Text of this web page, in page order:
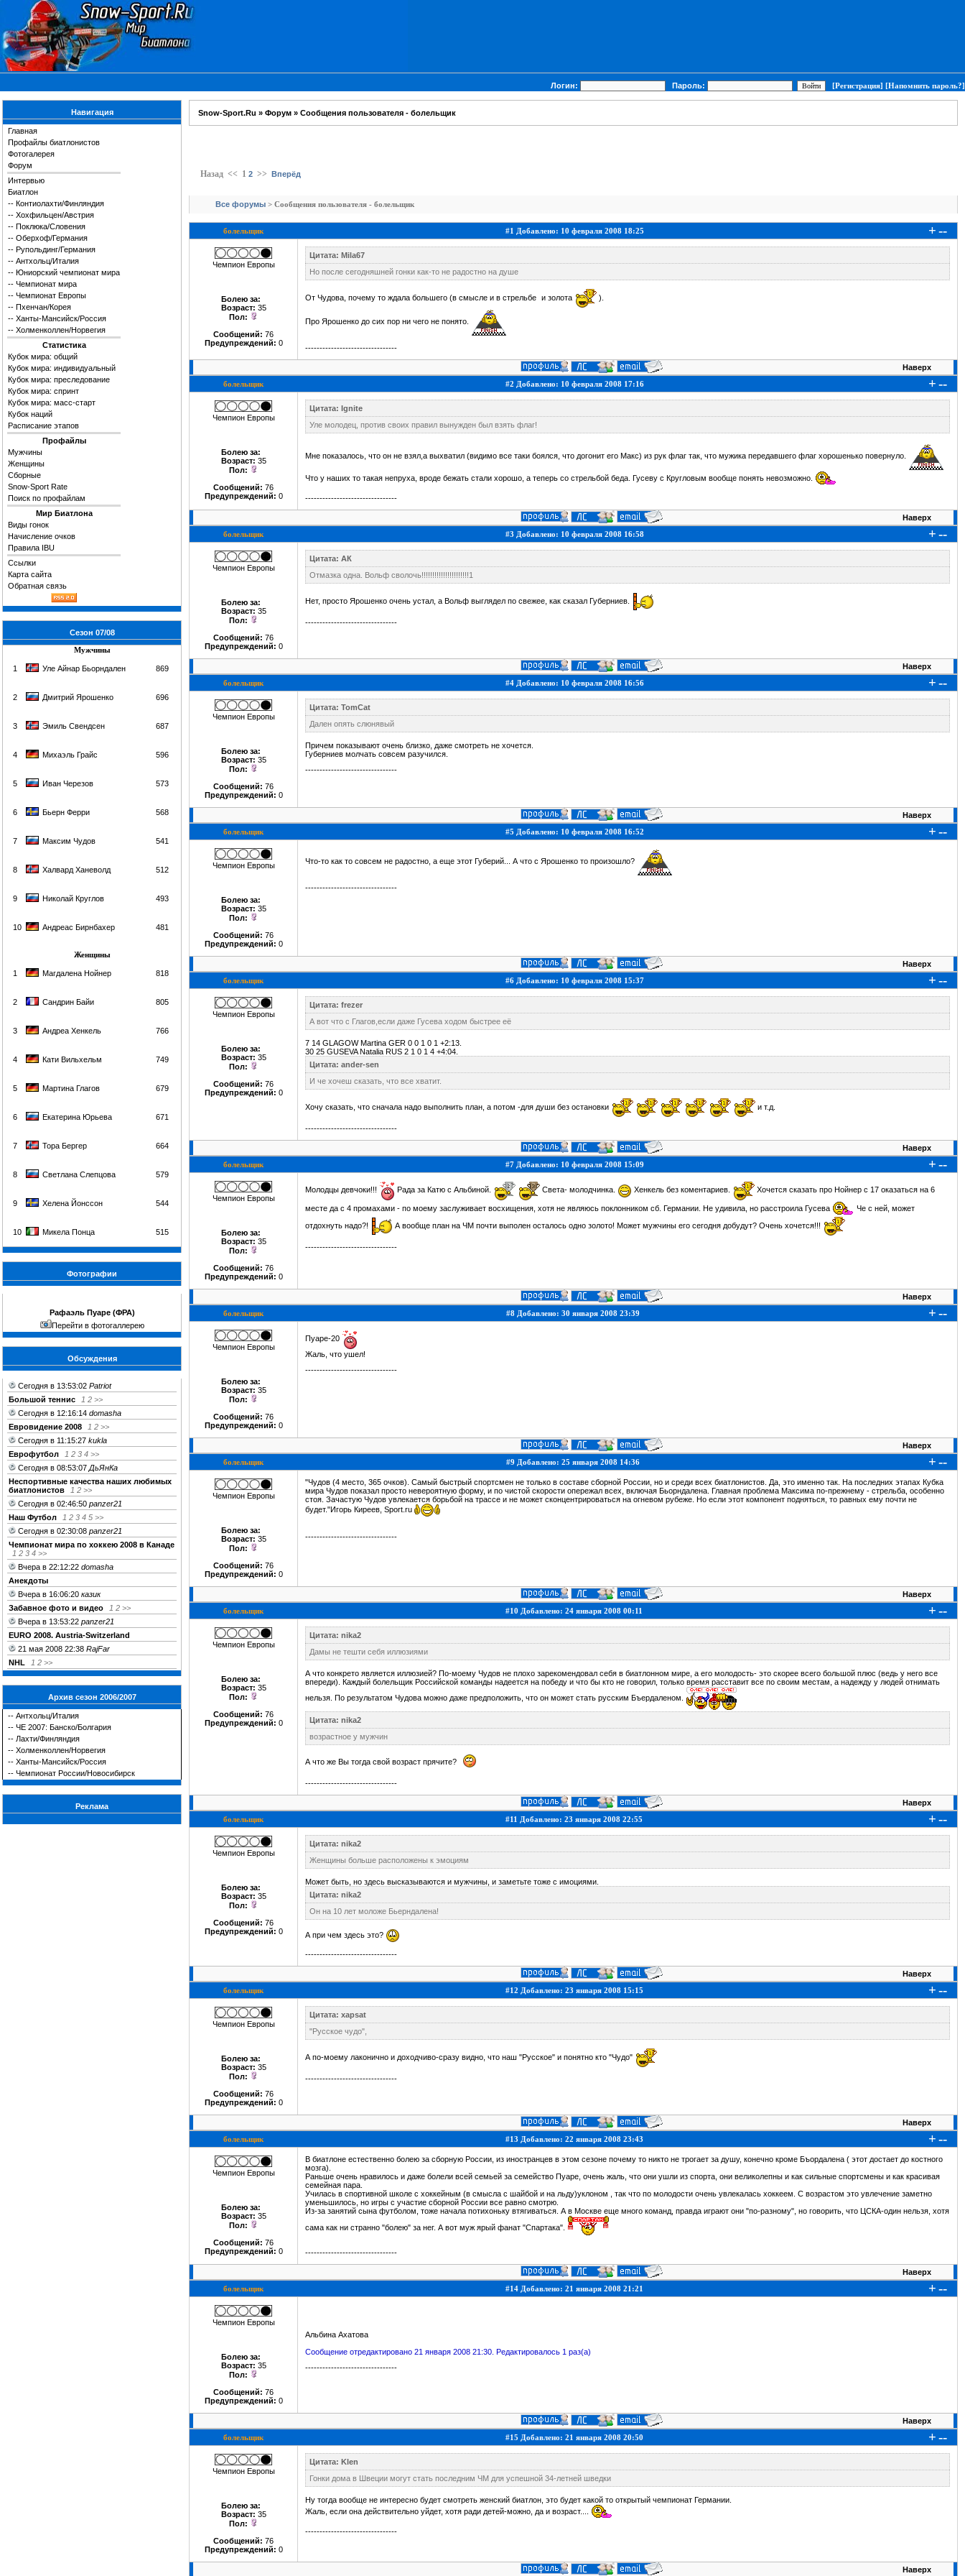
Логин: Пароль: [Регистрация] [Напомнить пароль?]
Навигация
Главная
Профайлы биатлонистов
Фотогалерея
Форум
Интервью
Биатлон
-- Контиолахти/Финляндия
-- Хохфильцен/Австрия
-- Поклюка/Словения
-- Оберхоф/Германия
-- Рупольдинг/Германия
-- Антхольц/Италия
-- Юниорский чемпионат мира
-- Чемпионат мира
-- Чемпионат Европы
-- Пхенчан/Корея
-- Ханты-Мансийск/Россия
-- Холменколлен/Норвегия
Статистика
Кубок мира: общий
Кубок мира: индивидуальный
Кубок мира: преследование
Кубок мира: спринт
Кубок мира: масс-старт
Кубок наций
Расписание этапов
Профайлы
Мужчины
Женщины
Сборные
Snow-Sport Rate
Поиск по профайлам
Мир Биатлона
Виды гонок
Начисление очков
Правила IBU
Ссылки
Карта сайта
Обратная связь
Сезон 07/08
Мужчины
1 Уле Айнар Бьорндален 869
2 Дмитрий Ярошенко 696
3 Эмиль Свендсен 687
4 Михаэль Грайс 596
5 Иван Черезов 573
6 Бьерн Ферри 568
7 Максим Чудов 541
8 Халвард Ханеволд 512
9 Николай Круглов 493
10 Андреас Бирнбахер 481
Женщины
1 Магдалена Нойнер 818
2 Сандрин Байи 805
3 Андреа Хенкель 766
4 Кати Вильхельм 749
5 Мартина Глагов 679
6 Екатерина Юрьева 671
7 Тора Бергер 664
8 Светлана Слепцова 579
9 Хелена Йонссон 544
10 Микела Понца 515
Фотографии
Рафаэль Пуаре (ФРА)
Перейти в фотогаллерею
Обсуждения
Сегодня в 13:53:02 Patriot
Большой теннис
1 2 >>
Сегодня в 12:16:14 domasha
Евровидение 2008
1 2 >>
Сегодня в 11:15:27 kukla
Еврофутбол
1 2 3 4 >>
Сегодня в 08:53:07 ДьЯнКа
Неспортивные качества наших любимых
биатлонистов
1 2 >>
Сегодня в 02:46:50 panzer21
Наш Футбол
1 2 3 4 5 >>
Сегодня в 02:30:08 panzer21
Чемпионат мира по хоккею 2008 в Канаде
1 2 3 4 >>
Вчера в 22:12:22 domasha
Анекдоты
Вчера в 16:06:20 казик
Забавное фото и видео
1 2 >>
Вчера в 13:53:22 panzer21
EURO 2008. Austria-Switzerland
21 мая 2008 22:38 RajFar
NHL
1 2 >>
Архив сезон 2006/2007
-- Антхольц/Италия
-- ЧЕ 2007: Банско/Болгария
-- Лахти/Финляндия
-- Холменколлен/Норвегия
-- Ханты-Мансийск/Россия
-- Чемпионат России/Новосибирск
Реклама
Snow-Sport.Ru » Форум » Сообщения пользователя - болельщик
Назад << 1 2 >> Вперёд
Все форумы > Сообщения пользователя - болельщик
болельщик #1 Добавлено: 10 февраля 2008 18:25 +--
Чемпион Европы
Болею за:
Возраст: 35
Пол:
Сообщений: 76
Предупреждений: 0
Цитата: Mila67
Но после сегодняшней гонки как-то не радостно на душе
От Чудова, почему то ждала большего (в смысле и в стрельбе и золота ).
Про Ярошенко до сих пор ни чего не понято.
--------------------------------
Наверх
болельщик
#2 Добавлено: 10 февраля 2008 17:16 +--
Чемпион Европы
Болею за:
Возраст: 35
Пол:
Сообщений: 76
Предупреждений: 0
Цитата: Ignite
Уле молодец, против своих правил вынужден был взять флаг!
Мне показалось, что он не взял,а выхватил (видимо все таки боялся, что догонит его Макс) из рук флаг так, что мужика передавшего флаг хорошенько повернуло.
Что у наших то такая непруха, вроде бежать стали хорошо, а теперь со стрельбой беда. Гусеву с Кругловым вообще понять невозможно.
--------------------------------
Наверх
болельщик
#3 Добавлено: 10 февраля 2008 16:58 +--
Чемпион Европы
Болею за:
Возраст: 35
Пол:
Сообщений: 76
Предупреждений: 0
Цитата: АК
Отмазка одна. Вольф сволочь!!!!!!!!!!!!!!!!!!!!!!1
Нет, просто Ярошенко очень устал, а Вольф выглядел по свежее, как сказал Губерниев.
--------------------------------
Наверх
болельщик
#4 Добавлено: 10 февраля 2008 16:56 +--
Чемпион Европы
Болею за:
Возраст: 35
Пол:
Сообщений: 76
Предупреждений: 0
Цитата: TomCat
Дален опять слюнявый
Причем показывают очень близко, даже смотреть не хочется.
Губерниев молчать совсем разучился.
--------------------------------
Наверх
болельщик
#5 Добавлено: 10 февраля 2008 16:52 +--
Чемпион Европы
Болею за:
Возраст: 35
Пол:
Сообщений: 76
Предупреждений: 0
Что-то как то совсем не радостно, а еще этот Губерий... А что с Ярошенко то произошло?
--------------------------------
Наверх
болельщик
#6 Добавлено: 10 февраля 2008 15:37 +--
Чемпион Европы
Болею за:
Возраст: 35
Пол:
Сообщений: 76
Предупреждений: 0
Цитата: frezer
А вот что с Глагов,если даже Гусева ходом быстрее её
7 14 GLAGOW Martina GER 0 0 1 0 1 +2:13.
30 25 GUSEVA Natalia RUS 2 1 0 1 4 +4:04.
Цитата: ander-sen
И че хочеш сказать, что все хватит.
Хочу сказать, что сначала надо выполнить план, а потом -для души без остановки и т.д.
--------------------------------
Наверх
болельщик
#7 Добавлено: 10 февраля 2008 15:09 +--
Чемпион Европы
Болею за:
Возраст: 35
Пол:
Сообщений: 76
Предупреждений: 0
Молодцы девчоки!!! Рада за Катю с Альбиной. Света- молодчинка. Хенкель без коментариев. Хочется сказать про Нойнер с 17 оказаться на 6
месте да с 4 промахами - по моему заслуживает восхищения, хотя не являюсь поклонником сб. Германии. Не удивила, но расстроила Гусева
Че с ней, может
отдохнуть надо?!
А вообще план на ЧМ почти выполен осталось одно золото! Может мужчины его сегодня добудут? Очень хочется!!!
--------------------------------
Наверх
болельщик
#8 Добавлено: 30 января 2008 23:39 +--
Чемпион Европы
Болею за:
Возраст: 35
Пол:
Сообщений: 76
Предупреждений: 0
Пуаре-20
Жаль, что ушел!
--------------------------------
Наверх
болельщик
#9 Добавлено: 25 января 2008 14:36 +--
Чемпион Европы
Болею за:
Возраст: 35
Пол:
Сообщений: 76
Предупреждений: 0
"Чудов (4 место, 365 очков). Самый быстрый спортсмен не только в составе сборной России, но и среди всех биатлонистов. Да, это именно так. На последних этапах Кубка
мира Чудов показал просто невероятную форму, и по чистой скорости опережал всех, включая Бьорндалена. Главная проблема Максима по-прежнему - стрельба, особенно
стоя. Зачастую Чудов увлекается борьбой на трассе и не может сконцентрироваться на огневом рубеже. Но если этот компонент подняться, то равных ему почти не
будет."Игорь Киреев, Sport.ru
--------------------------------
Наверх
болельщик
#10 Добавлено: 24 января 2008 00:11 +--
Чемпион Европы
Болею за:
Возраст: 35
Пол:
Сообщений: 76
Предупреждений: 0
Цитата: nika2
Дамы не тешти себя иллюзиями
А что конкрето является иллюзией? По-моему Чудов не плохо зарекомендовал себя в биатлонном мире, а его молодость- это скорее всего большой плюс (ведь у него все
впереди). Каждый болельщик Российской команды надеется на победу и что бы кто не говорил, только время расставит все по своим местам, а надежду у людей отнимать
нельзя. По результатом Чудова можно даже предположить, что он может стать русским Бъердаленом.
Цитата: nika2
возрастное у мужчин
А что же Вы тогда свой возраст прячите?
--------------------------------
Наверх
болельщик
#11 Добавлено: 23 января 2008 22:55 +--
Чемпион Европы
Болею за:
Возраст: 35
Пол:
Сообщений: 76
Предупреждений: 0
Цитата: nika2
Женщины больше расположены к эмоциям
Может быть, но здесь высказываются и мужчины, и заметьте тоже с имоциями.
Цитата: nika2
Он на 10 лет моложе Бьерндалена!
А при чем здесь это?
--------------------------------
Наверх
болельщик
#12 Добавлено: 23 января 2008 15:15 +--
Чемпион Европы
Болею за:
Возраст: 35
Пол:
Сообщений: 76
Предупреждений: 0
Цитата: xapsat
"Русское чудо",
А по-моему лаконично и доходчиво-сразу видно, что наш "Русское" и понятно кто "Чудо"
--------------------------------
Наверх
болельщик
#13 Добавлено: 22 января 2008 23:43 +--
Чемпион Европы
Болею за:
Возраст: 35
Пол:
Сообщений: 76
Предупреждений: 0
В биатлоне естественно болею за сборную России, из иностранцев в этом сезоне почему то никто не трогает за душу, конечно кроме Бъордалена ( этот достает до костного
мозга).
Раньше очень нравилось и даже болели всей семьей за семейство Пуаре, очень жаль, что они ушли из спорта, они великолепны и как сильные спортсмены и как красивая
семейная пара.
Училась в спортивной школе с хоккейным (в смысла с шайбой и на льду)уклоном , так что по молодости очень увлекалась хоккеем. С возрастом это увлечение заметно
уменьшилось, но игры с участие сборной России все равно смотрю.
Из-за занятий сына футболом, тоже начала потихоньку втягиваться. А в Москве еще много команд, правда играют они "по-разному", но говорить, что ЦСКА-один нельзя, хотя
сама как ни странно "болею" за нег. А вот муж ярый фанат "Спартака".
--------------------------------
Наверх
болельщик
#14 Добавлено: 21 января 2008 21:21 +--
Чемпион Европы
Болею за:
Возраст: 35
Пол:
Сообщений: 76
Предупреждений: 0
Альбина Ахатова
Сообщение отредактировано 21 января 2008 21:30. Редактировалось 1 раз(а)
--------------------------------
Наверх
болельщик
#15 Добавлено: 21 января 2008 20:50 +--
Чемпион Европы
Болею за:
Возраст: 35
Пол:
Сообщений: 76
Предупреждений: 0
Цитата: Klen
Гонки дома в Швеции могут стать последним ЧМ для успешной 34-летней шведки
Ну тогда вообще не интересно будет смотреть женский биатлон, это будет какой то открытый чемпионат Германии.
Жаль, если она действительно уйдет, хотя ради детей-можно, да и возраст....
--------------------------------
Наверх